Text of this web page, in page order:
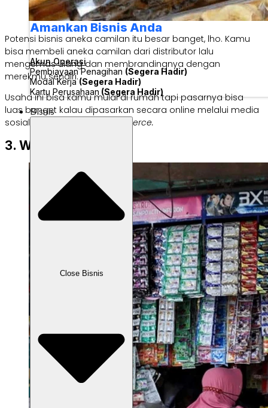
Amankan Bisnis Anda
Akun Operasi
Pembiayaan Penagihan (Segera Hadir)
Modal Kerja(Segera Hadir)
Kartu Perusahaan (Segera Hadir)
Bisnis
Close Bisnis
Potensi bisnis aneka camilan itu besar banget, lho. Kamu
bisa membeli aneka camilan dari distributor lalu
mengemas ulang dan membrandingnya dengan
merekmu sendiri.
Usaha ini bisa kamu mulai di rumah tapi pasarnya bisa
luas banget kalau dipasarkan secara online melalui media
sosial, grup WA, atau
e-commerce.
3. Warung Sembako